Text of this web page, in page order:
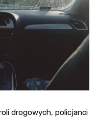
drogowych, policjanci